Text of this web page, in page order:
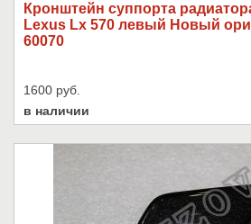
Кронштейн суппорта
Lexus Lx 570 левый Новый
60070
1600 руб.
в наличии